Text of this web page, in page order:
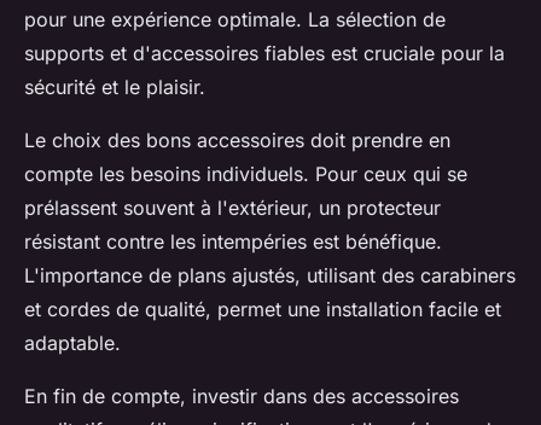
pour une expérience optimale. La sélection de
supports et d'accessoires fiables est cruciale pour la
sécurité et le plaisir.
Le choix des bons accessoires doit prendre en
compte les besoins individuels. Pour ceux qui se
prélassent souvent à l'extérieur, un protecteur
résistant contre les intempéries est bénéfique.
L'importance de plans ajustés, utilisant des carabiners
et cordes de qualité, permet une installation facile et
adaptable.
En fin de compte, investir dans des accessoires